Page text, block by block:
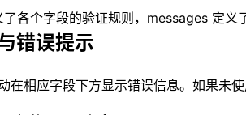
各个字段的验证规则，messages 定
错误提示
相应字段下方显示错误信息。如果未